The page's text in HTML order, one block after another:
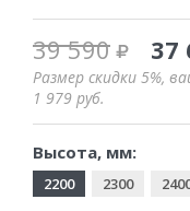
39 590 37
Размер скидки 5%,
1 979 руб.
Высота, мм:
2200 2300